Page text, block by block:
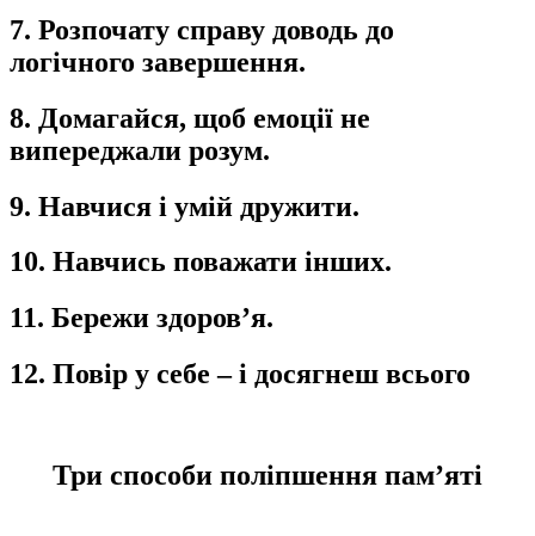
7. Розпочату справу доводь до
логічного завершення.
8. Домагайся, щоб емоції не
випереджали розум.
9. Навчися і умій дружити.
10. Навчись поважати інших.
11. Бережи здоров’я.
12. Повір у себе – і досягнеш всього
Три способи поліпшення пам’яті